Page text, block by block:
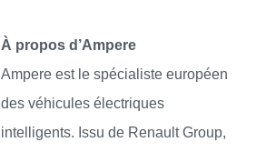
À propos d’Ampere
Ampere est le spécialiste européen
des véhicules électriques
intelligents. Issu de Renault Group,